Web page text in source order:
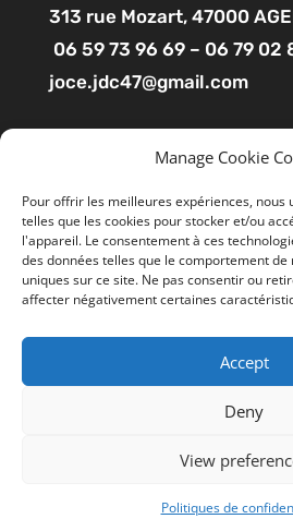
Manage Cookie
Pour offrir les meilleures expériences, nous
telles que les cookies pour stocker et/ou
l'appareil. Le consentement à ces
des données telles que le comportement
uniques sur ce site. Ne pas consentir ou
affecter négativement certaines
Accept
Deny
View
Politiques de
313 rue Mozart, 47000
06 59 73 96 69 – 06 79 02
joce.jdc47@gmail.com
Boutique
Mon compte
Contact
Liens utiles
Ce site utilise des cookies pour
expérience. En cliquant sur
l'utilisation de tous les cookies.